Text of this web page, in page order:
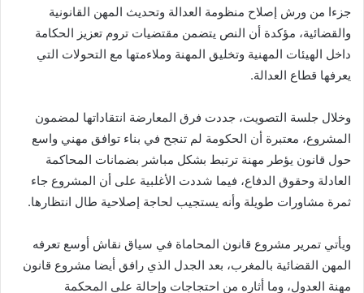
جزءا من ورش إصلاح منظومة العدالة وتحديث المهن القانونية
والقضائية، مؤكدة أن النص يتضمن مقتضيات تروم تعزيز الحكامة
داخل الهيئات المهنية وتخليق المهنة وملاءمتها مع التحولات التي
يعرفها قطاع العدالة.
وخلال جلسة التصويت، جددت فرق المعارضة انتقاداتها لمضمون
المشروع، معتبرة أن الحكومة لم تنجح في بناء توافق مهني واسع
حول قانون يؤطر مهنة ترتبط بشكل مباشر بضمانات المحاكمة
العادلة وحقوق الدفاع، فيما شددت الأغلبية على أن المشروع جاء
ثمرة مشاورات طويلة وأنه يستجيب لحاجة إصلاحية طال انتظارها.
ويأتي تمرير مشروع قانون المحاماة في سياق نقاش أوسع تعرفه
المهن القضائية بالمغرب، بعد الجدل الذي رافق أيضا مشروع قانون
مهنة العدول، وما أثاره من احتجاجات وإحالة على المحكمة